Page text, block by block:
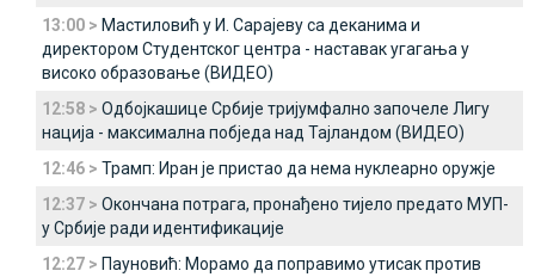
13:00 > Мастиловић у И. Сарајеву са деканима и
директором Студентског центра - наставак угагања у
високо образовање (ВИДЕО)
12:58 > Одбојкашице Србије тријумфално започеле Лигу
нација - максимална побједа над Тајландом (ВИДЕО)
12:46 > Трамп: Иран је пристао да нема нуклеарно оружје
12:37 > Окончана потрага, пронађено тијело предато МУП-
у Србије ради идентификације
12:27 > Пауновић: Морамо да поправимо утисак против